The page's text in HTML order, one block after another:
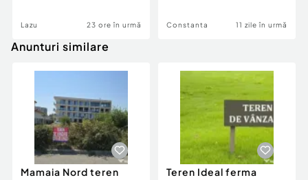
Lazu 23 ore în urmă Constanta 11 zile în urmă
Anunturi similare
Mamaia Nord teren
Teren Ideal ferma